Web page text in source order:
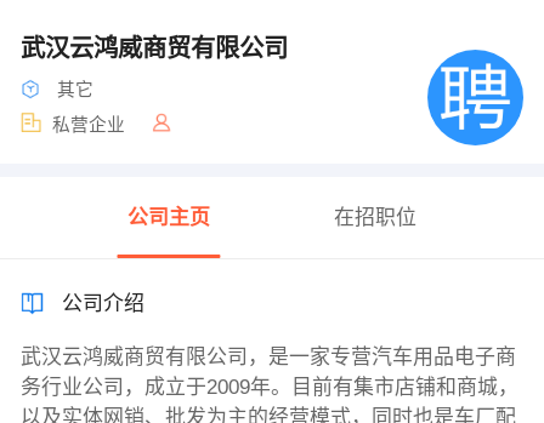
武汉云鸿威商贸有限公司
其它
私营企业
公司主页 在招职位
公司介绍
武汉云鸿威商贸有限公司，是一家专营汽车用品电子商
务行业公司，成立于2009年。目前有集市店铺和商城，
以及实体网销、批发为主的经营模式，同时也是车厂配